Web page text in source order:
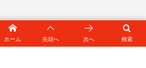
お問い合わせ 検索
ホーム 先頭へ 次へ